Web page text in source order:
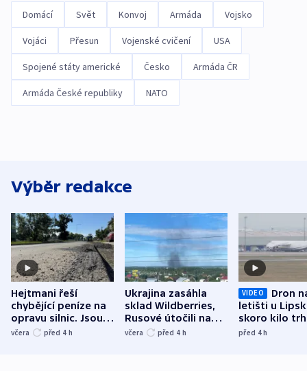
Domácí Svět Konvoj Armáda Vojsko
Vojáci Přesun Vojenské cvičení USA
Spojené státy americké Česko Armáda ČR
Armáda České republiky NATO
Výběr redakce
Hejtmani řeší
chybějící peníze na
opravu silnic. Jsou
nenárokové, namítá
včera před 4 h
Ukrajina zasáhla
sklad Wildberries,
Rusové útočili na
trh, hasiče či
včera před 4 h
VIDEO
Dron
letišti u
skoro kilo
indicie
před 4h